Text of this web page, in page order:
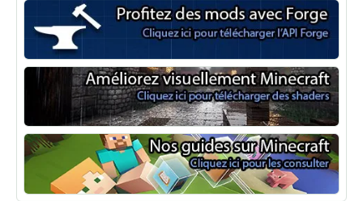
Minecraft Forge
Shaders Minecraft
Guide Minecraft